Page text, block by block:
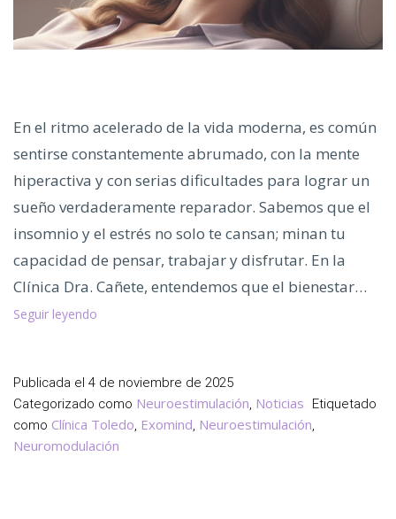
En el ritmo acelerado de la vida moderna, es común
sentirse constantemente abrumado, con la mente
hiperactiva y con serias dificultades para lograr un
sueño verdaderamente reparador. Sabemos que el
insomnio y el estrés no solo te cansan; minan tu
capacidad de pensar, trabajar y disfrutar. En la
Clínica Dra. Cañete, entendemos que el bienestar…
Seguir leyendo
Tratamiento
para
Mejorar
el Bienestar
Publicada el 4 de noviembre de 2025
Categorizado como Neuroestimulación, Noticias Etiquetado
como Clínica Toledo, Exomind, Neuroestimulación,
Neuromodulación